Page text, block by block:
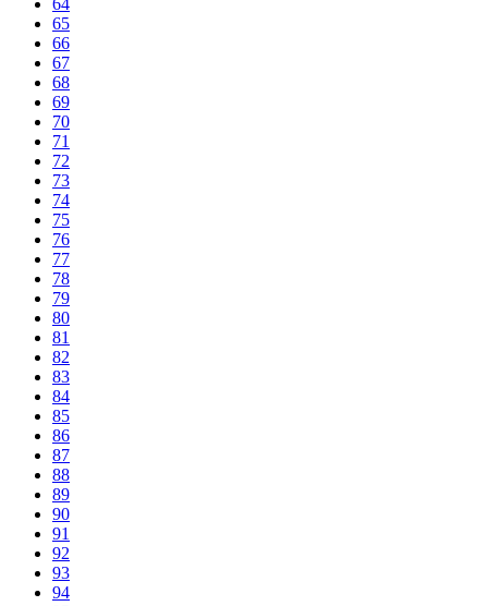
65
66
67
68
69
70
71
72
73
74
75
76
77
78
79
80
81
82
83
84
85
86
87
88
89
90
91
92
93
94